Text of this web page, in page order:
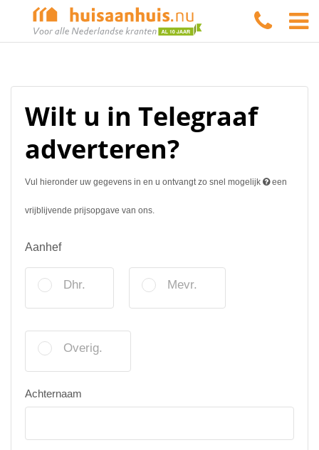
Wilt u in Telegraaf
adverteren?
Vul hieronder uw gegevens in en u ontvangt zo snel mogelijk een
vrijblijvende prijsopgave van ons.
Aanhef
Dhr. Mevr.
Overig.
Achternaam